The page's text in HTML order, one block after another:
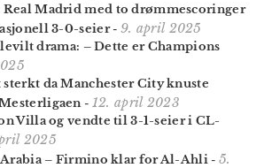
Real Madrid med to drømmescoringer
3-0-seier- 9. april 2025
drama: – Dette er Champions
da Manchester City knuste
- 12. april 2023
Villa og vendte til 3-1-seier i CL-
2025
– Firmino klar for Al-Ahli- 5.